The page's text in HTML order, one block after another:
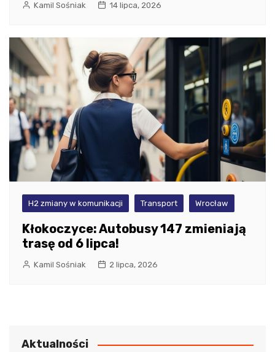
Kamil Sośniak 14 lipca, 2026
H2 zmiany w komunikacji Transport Wrocław
Kłokoczyce: Autobusy 147 zmieniają
trasę od 6 lipca!
Kamil Sośniak 2 lipca, 2026
Aktualności